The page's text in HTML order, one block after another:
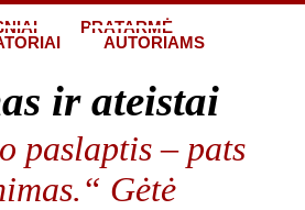
PRATARMĖ
AUTORIAMS
ir ateistai
paslaptis – pats
Gėtė